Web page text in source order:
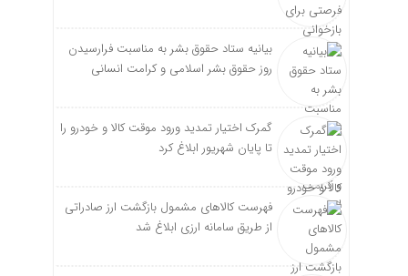
بیانیه ستاد حقوق بشر به مناسبت فرارسیدن
روز حقوق بشر اسلامی و کرامت انسانی
گمرک اختیار تمدید ورود موقت کالا و خودرو را
تا پایان شهریور ابلاغ کرد
فهرست کالاهای مشمول بازگشت ارز صادراتی
از طریق سامانه ارزی ابلاغ شد